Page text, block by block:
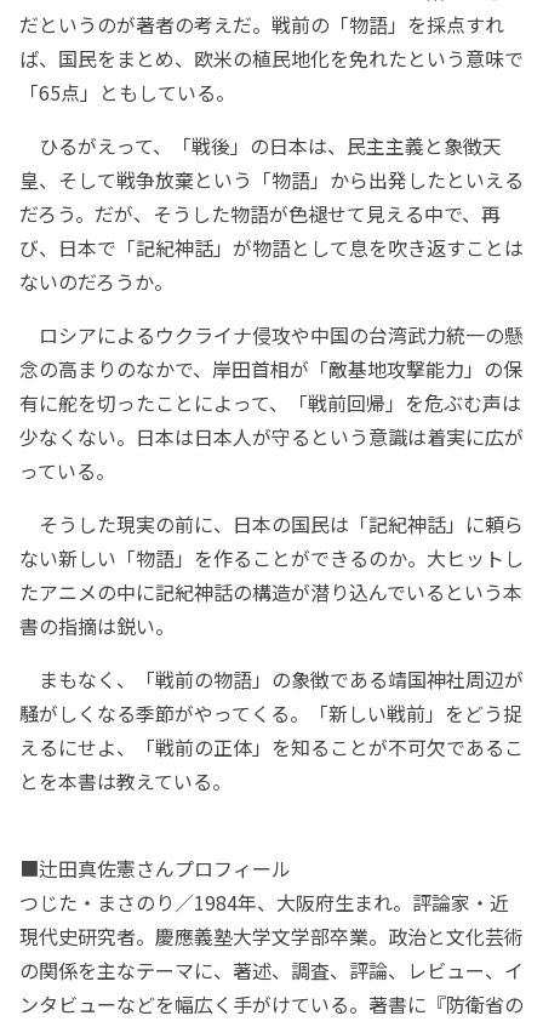
だというのが著者の考えだ。戦前の「物語」を採点すれ
ば、国民をまとめ、欧米の植民地化を免れたという意味で
「65点」ともしている。
ひるがえって、「戦後」の日本は、民主主義と象徴天
皇、そして戦争放棄という「物語」から出発したといえる
だろう。だが、そうした物語が色褪せて見える中で、再
び、日本で「記紀神話」が物語として息を吹き返すことは
ないのだろうか。
ロシアによるウクライナ侵攻や中国の台湾武力統一の懸
念の高まりのなかで、岸田首相が「敵基地攻撃能力」の保
有に舵を切ったことによって、「戦前回帰」を危ぶむ声は
少なくない。日本は日本人が守るという意識は着実に広が
っている。
そうした現実の前に、日本の国民は「記紀神話」に頼ら
ない新しい「物語」を作ることができるのか。大ヒットし
たアニメの中に記紀神話の構造が潜り込んでいるという本
書の指摘は鋭い。
まもなく、「戦前の物語」の象徴である靖国神社周辺が
騒がしくなる季節がやってくる。「新しい戦前」をどう捉
えるにせよ、「戦前の正体」を知ることが不可欠であるこ
とを本書は教えている。
■辻田真佐憲さんプロフィール
つじた・まさのり／1984年、大阪府生まれ。評論家・近
現代史研究者。慶應義塾大学文学部卒業。政治と文化芸術
の関係を主なテーマに、著述、調査、評論、レビュー、イ
ンタビューなどを幅広く手がけている。著書に『防衛省の